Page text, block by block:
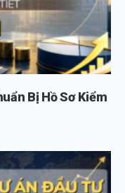
Bị Hồ Sơ Kiểm